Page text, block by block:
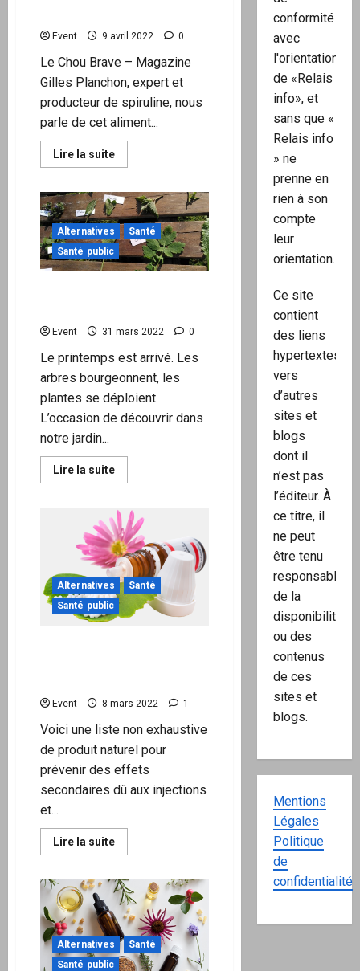
Event 9 avril 2022 0
Le Chou Brave – Magazine
Gilles Planchon, expert et
producteur de spiruline, nous
parle de cet aliment...
Lire la suiteEn
savoir
Spiruline:
ce
SUPER
aliment
–
Gilles
Planchon
Alternatives
Santé
Santé public
Event 31 mars 2022 0
Le printemps est arrivé. Les
arbres bourgeonnent, les
plantes se déploient.
L’occasion de découvrir dans
notre jardin...
Lire la suiteEn
savoir
À
la
rencontre
des
plantes
comestibles
et
médicinales
Alternatives
Santé
Santé public
Event 8 mars 2022 1
Voici une liste non exhaustive
de produit naturel pour
prévenir des effets
secondaires dû aux injections
et...
Lire la suiteEn
savoir
« #Antidote »
POUR
LES
VACCINÉES(ÉS)
&
NON
VACCINÉES(ÉS)
Alternatives
Santé
Santé public
conformité
avec
l'orientation
de «Relais
info», et
sans que «
Relais info
» ne
prenne en
rien à son
compte
leur
orientation.
Ce site
contient
des liens
hypertextes
vers
d’autres
sites et
blogs
dont il
n’est pas
l’éditeur. À
ce titre, il
ne peut
être tenu
responsable
de la
disponibilité
ou des
contenus
de ces
sites et
blogs.
Mentions
Légales
Politique
de
confidentialité